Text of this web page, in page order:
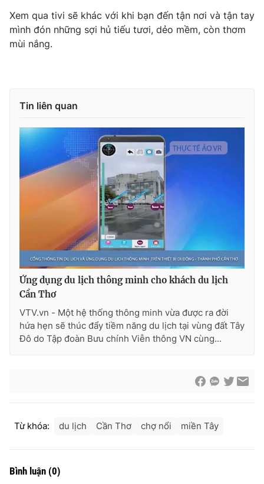
Khán giả
Giải sao mai
Âm nhạc
Sao
Du lịch
Làm đẹp
Giáo dục
Thị trường
Giao lưu trực tuyến
Lịch phát sóng
Chuyên mục khác
Podcast
Infographic
Video Shorts video
VTV Money VTV Thể thao
VTV Sức khoẻ Bất động sản
Tấm lòng Việt
Liên hệ tòa soạn
Xem qua tivi sẽ khác với khi bạn đến tận nơi và tận tay
mình đón những sợi hủ tiếu tươi, dẻo mềm, còn thơm
mùi nắng.
Tin liên quan
Ứng dụng du lịch thông minh cho khách du lịch
Cần Thơ
VTV.vn - Một hệ thống thông minh vừa được ra đời
hứa hẹn sẽ thúc đẩy tiềm năng du lịch tại vùng đất Tây
Đô do Tập đoàn Bưu chính Viễn thông VN cùng...
Từ khóa: du lịch Cần Thơ chợ nổi miền Tây
Bình luận (0)